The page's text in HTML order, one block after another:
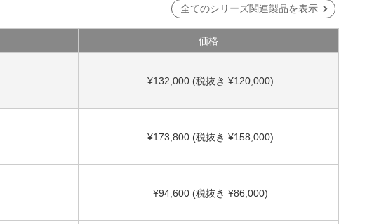
全てのシリーズ関連製品を表示
価格
¥132,000 (税抜き ¥120,000)
¥173,800 (税抜き ¥158,000)
¥94,600 (税抜き ¥86,000)